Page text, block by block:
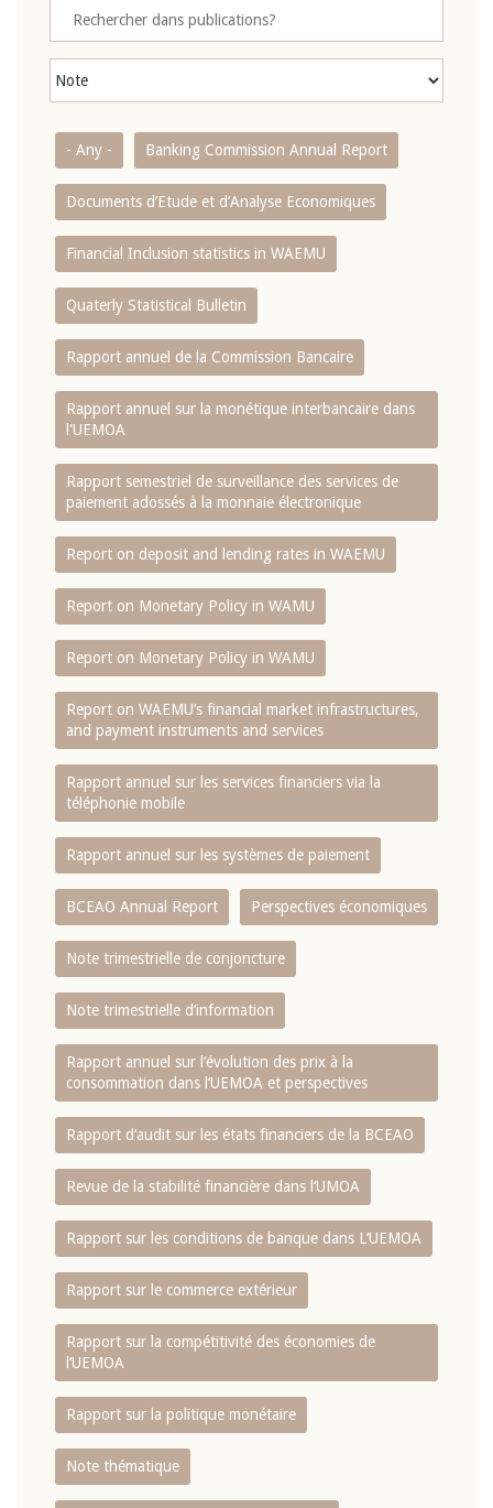
- Any - Banking Commission Annual Report
Documents d’Etude et d’Analyse Economiques
Financial Inclusion statistics in WAEMU
Quaterly Statistical Bulletin
Rapport annuel de la Commission Bancaire
Rapport annuel sur la monétique interbancaire dans
l'UEMOA
Rapport semestriel de surveillance des services de
paiement adossés à la monnaie électronique
Report on deposit and lending rates in WAEMU
Report on Monetary Policy in WAMU
Report on Monetary Policy in WAMU
Report on WAEMU’s financial market infrastructures,
and payment instruments and services
Rapport annuel sur les services financiers via la
téléphonie mobile
Rapport annuel sur les systèmes de paiement
BCEAO Annual Report Perspectives économiques
Note trimestrielle de conjoncture
Note trimestrielle d‘information
Rapport annuel sur l‘évolution des prix à la
consommation dans l‘UEMOA et perspectives
Rapport d‘audit sur les états financiers de la BCEAO
Revue de la stabilité financière dans l‘UMOA
Rapport sur les conditions de banque dans L‘UEMOA
Rapport sur le commerce extérieur
Rapport sur la compétitivité des économies de
l‘UEMOA
Rapport sur la politique monétaire
Note thématique